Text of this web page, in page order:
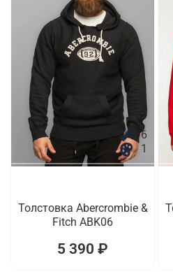
6
1
Толстовка Abercrombie &
Fitch ABK06
5 390 ₽